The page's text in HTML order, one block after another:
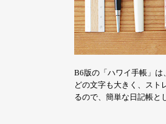
B6版の「ハワイ手帳」
どの文字も大きく、スト
るので、簡単な日記帳と